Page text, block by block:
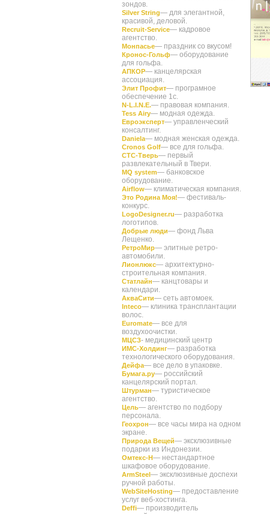
зондов.
Silver String— для элегантной,
красивой, деловой.
Recruit-Service— кадровое
агентство.
Монпасье— праздник со вкусом!
Кронос-Гольф— оборудование
для гольфа.
АПКОР— канцелярская
ассоциация.
Элит Профит— програмное
обеспечение 1с.
N-L.I.N.E.— правовая компания.
Tess Airy— модная одежда.
Евроэксперт— управленческий
консалтинг.
Daniela— модная женская одежда.
Cronos Golf— все для гольфа.
СТС-Тверь— первый
развлекательный в Твери.
MQ system— банковское
оборудование.
Airflow— климатическая компания.
Это Родина Моя!— фестиваль-
конкурс.
LogoDesigner.ru— разработка
логотипов.
Добрые люди— фонд Льва
Лещенко.
РетроМир— элитные ретро-
автомобили.
Лионлюкс— архитектурно-
строительная компания.
Статлайн— канцтовары и
календари.
АкваСити— сеть автомоек.
Inteco— клиника трансплантации
волос.
Euromate— все для
воздухоочистки.
МЦСЗ- медицинский центр
ИМС-Холдинг— разработка
технологического оборудования.
Дейфа— все дело в упаковке.
Бумага.ру— российский
канцелярский портал.
Штурман— туристическое
агентство.
Цель— агентство по подбору
персонала.
Геохрон— все часы мира на одном
экране.
Природа Вещей— эксклюзивные
подарки из Индонезии.
Омтекс-Н— нестандартное
шкафовое оборудование.
ArmSteel— эксклюзивные доспехи
ручной работы.
WebSiteHosting— предоставление
услуг веб-хостинга.
Deffi— производитель